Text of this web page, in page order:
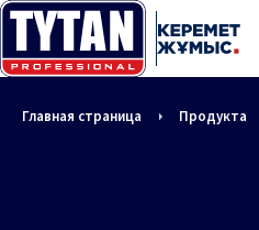
Главная страница Продукта